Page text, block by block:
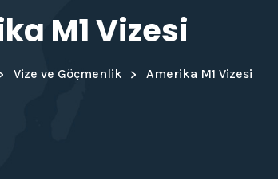
M1 Vizesi
Vize ve Göçmenlik Amerika M1 Vizesi